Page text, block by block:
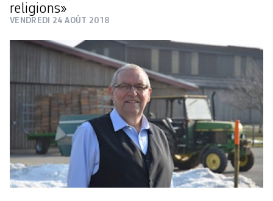
religions»
VENDREDI 24 AOÛT 2018